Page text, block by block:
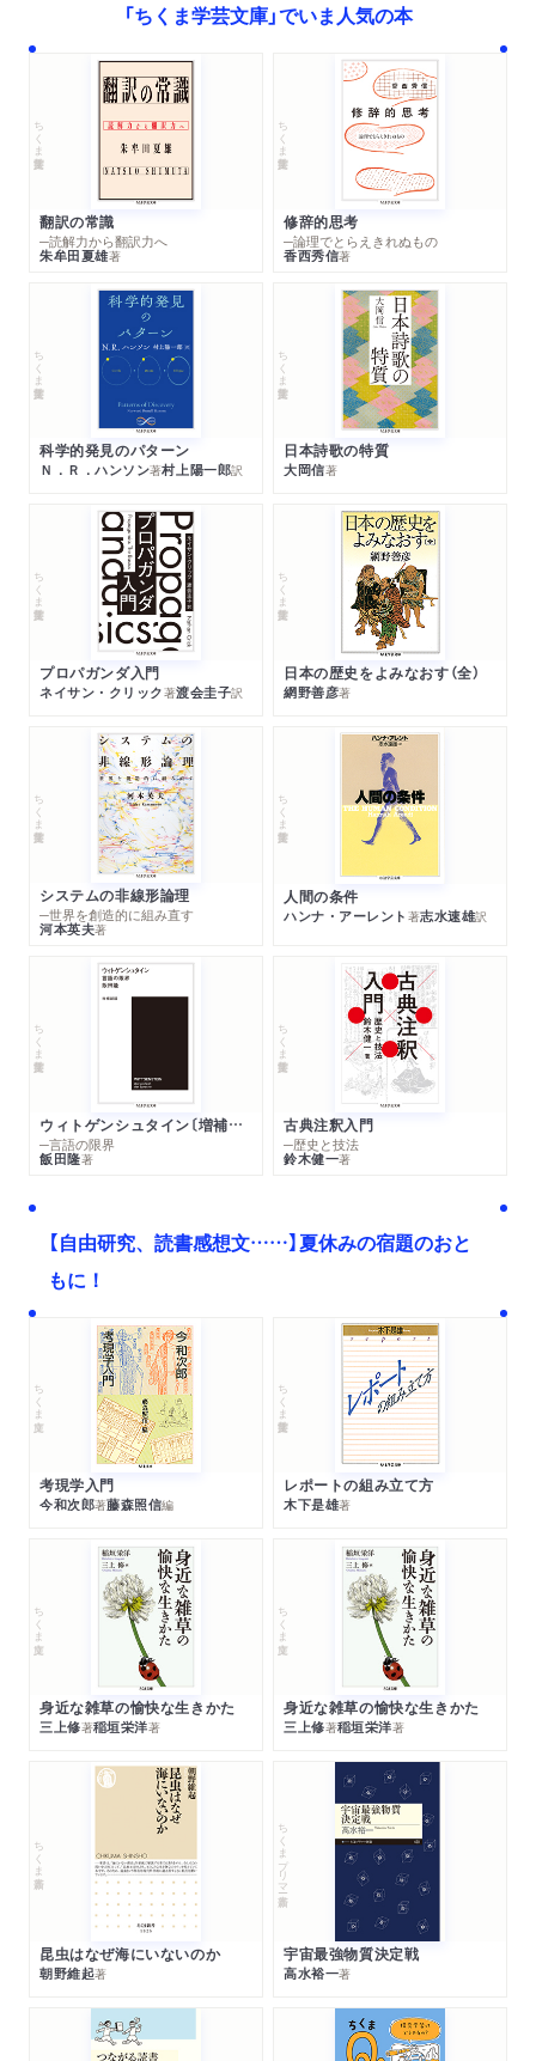
「ちくま学芸文庫」でいま人気の本
ちくま学芸文庫
翻訳の常識
─読解力から翻訳力へ
朱牟田夏雄著
ちくま学芸文庫
修辞的思考
─論理でとらえきれぬもの
香西秀信著
ちくま学芸文庫
科学的発見のパターン
Ｎ．Ｒ．ハンソン著村上陽一郎訳
ちくま学芸文庫
日本詩歌の特質
大岡信著
ちくま学芸文庫
プロパガンダ入門
ネイサン・クリック著渡会圭子訳
ちくま学芸文庫
日本の歴史をよみなおす（全）
網野善彦著
ちくま学芸文庫
システムの非線形論理
─世界を創造的に組み直す
河本英夫著
ちくま学芸文庫
人間の条件
ハンナ・アーレント 著志水速雄訳
ちくま学芸文庫
ウィトゲンシュタイン〔増補新版〕
─言語の限界
飯田隆著
ちくま学芸文庫
古典注釈入門
─歴史と技法
鈴木健一著
【自由研究、読書感想文……】夏休みの宿題のおと
もに！
ちくま文庫
考現学入門
今和次郎著藤森照信編
ちくま学芸文庫
レポートの組み立て方
木下是雄著
ちくま文庫
身近な雑草の愉快な生きかた
三上修著稲垣栄洋著
ちくま文庫
身近な雑草の愉快な生きかた
三上修著稲垣栄洋著
ちくま新書
昆虫はなぜ海にいないのか
朝野維起著
ちくまプリマー新書
宇宙最強物質決定戦
高水裕一著